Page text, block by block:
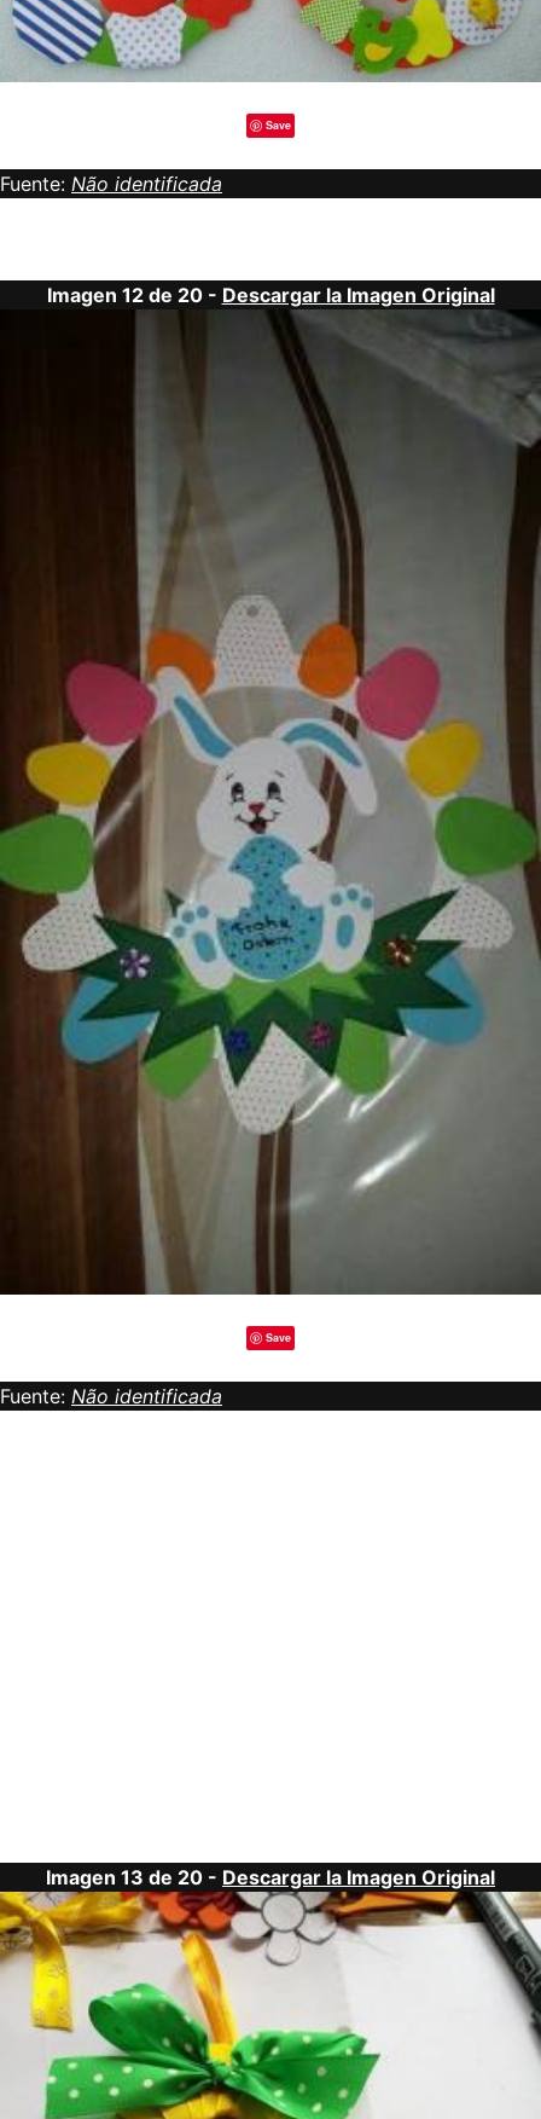
Save
Fuente: Não identificada
Imagen 12 de 20 - Descargar la Imagen Original
Save
Fuente: Não identificada
Imagen 13 de 20 - Descargar la Imagen Original